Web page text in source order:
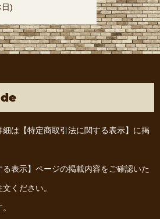
)
細は 【特定商取引法に関する表示】 に掲
表示】 ページの掲載内容をご確認いた
ください。